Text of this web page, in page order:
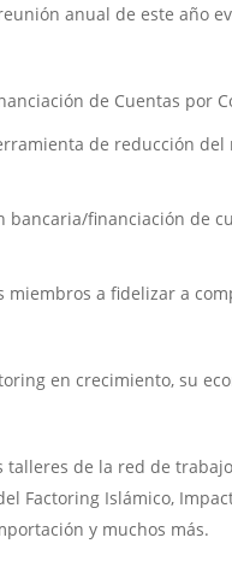
anual de este año
de Cuentas por
de reducción del
bancaria/financiación de
a fidelizar a
en crecimiento, su
de la red de
Factoring Islámico,
y muchos más.